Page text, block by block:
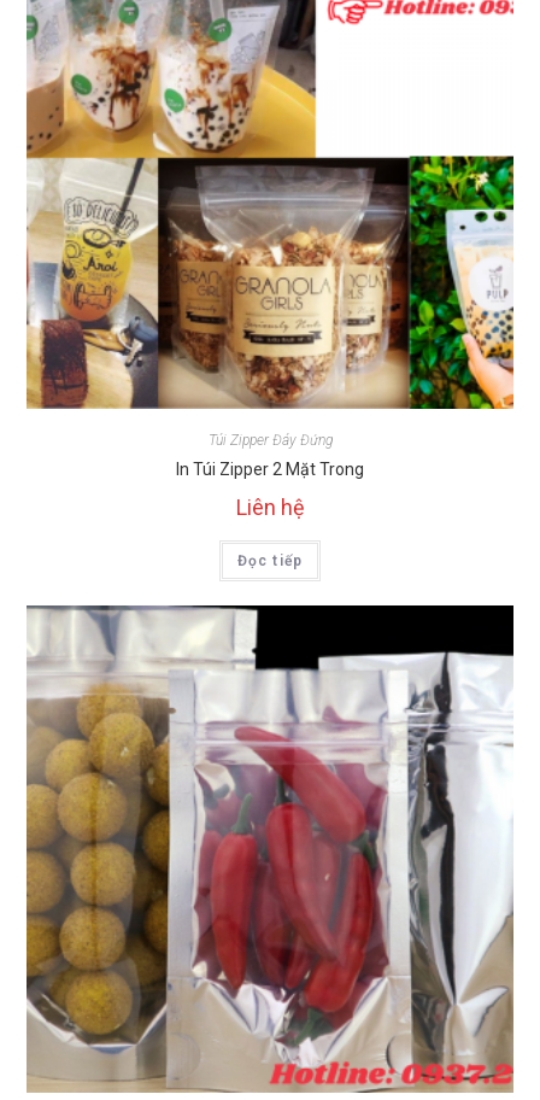
Túi Zipper Đáy Đứng
In Túi Zipper 2 Mặt Trong
Liên hệ
Đọc tiếp